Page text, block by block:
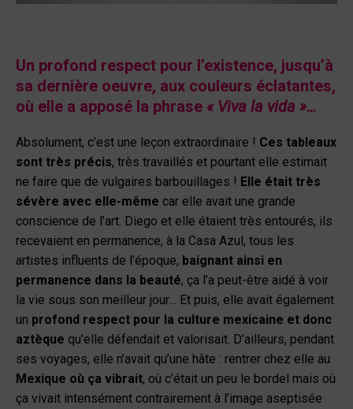
Un profond respect pour l’existence, jusqu’à
sa dernière oeuvre, aux couleurs éclatantes,
où elle a apposé la phrase « Viva la vida »…
Absolument, c’est une leçon extraordinaire ! Ces tableaux
sont très précis, très travaillés et pourtant elle estimait
ne faire que de vulgaires barbouillages ! Elle était très
sévère avec elle-même car elle avait une grande
conscience de l’art. Diego et elle étaient très entourés, ils
recevaient en permanence, à la Casa Azul, tous les
artistes influents de l’époque, baignant ainsi en
permanence dans la beauté, ça l’a peut-être aidé à voir
la vie sous son meilleur jour… Et puis, elle avait également
un profond respect pour la culture mexicaine et donc
aztèque qu’elle défendait et valorisait. D’ailleurs, pendant
ses voyages, elle n’avait qu’une hâte : rentrer chez elle au
Mexique où ça vibrait, où c’était un peu le bordel mais où
ça vivait intensément contrairement à l’image aseptisée